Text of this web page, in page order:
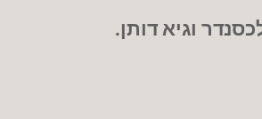
וגיא דותן.